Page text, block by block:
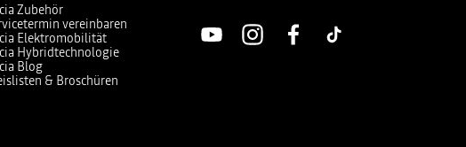
Zubehör
vereinbaren
Elektromobilität
Hybridtechnologie
Blog
& Broschüren